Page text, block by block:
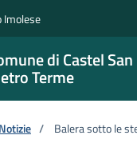
Imolese
di Castel San
Terme
Notizie / Balera sotto le